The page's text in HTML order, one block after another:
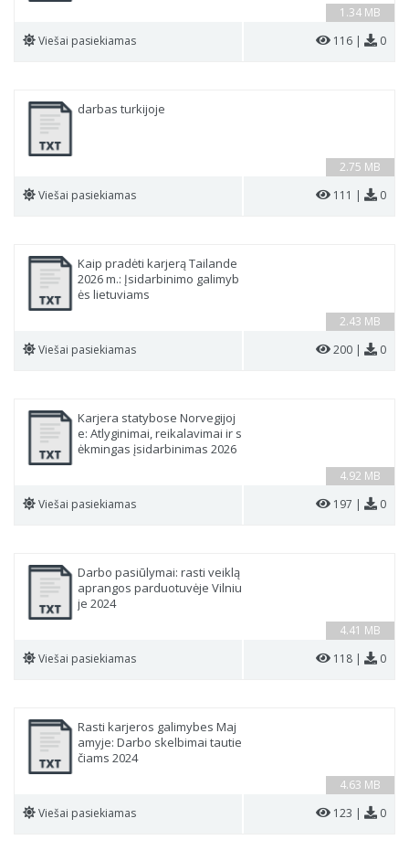
1.34 MB
Viešai pasiekiamas 116 | 0
2.75 MB
darbas turkijoje
Viešai pasiekiamas 111 | 0
2.43 MB
Kaip pradėti karjerą Tailande
2026 m.: Įsidarbinimo galimyb
ės lietuviams
Viešai pasiekiamas 200 | 0
4.92 MB
Karjera statybose Norvegijoj
e: Atlyginimai, reikalavimai ir s
ėkmingas įsidarbinimas 2026
Viešai pasiekiamas 197 | 0
4.41 MB
Darbo pasiūlymai: rasti veiklą
aprangos parduotuvėje Vilniu
je 2024
Viešai pasiekiamas 118 | 0
4.63 MB
Rasti karjeros galimybes Maj
amyje: Darbo skelbimai tautie
čiams 2024
Viešai pasiekiamas 123 | 0